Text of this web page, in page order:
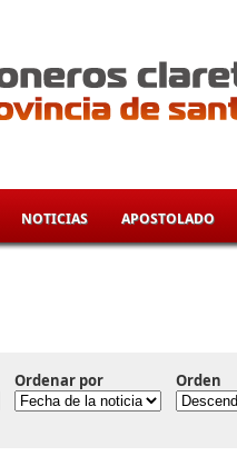
NOTICIAS APOSTOLADO
Ordenar por Orden